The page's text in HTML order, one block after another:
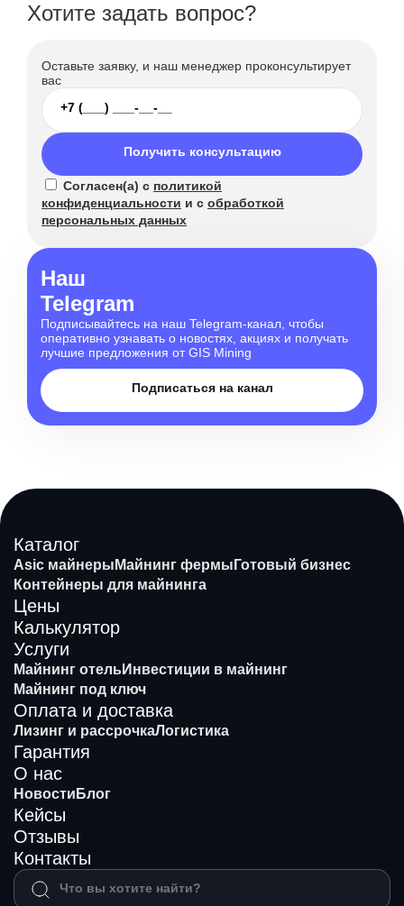
Хотите задать вопрос?
Оставьте заявку, и наш менеджер проконсультирует
вас
Получить консультацию
Согласен(а) с политикой
конфиденциальности и с обработкой
персональных данных
Наш
Telegram
Подписывайтесь на наш Telegram-канал, чтобы
оперативно узнавать о новостях, акциях и получать
лучшие предложения от GIS Mining
Подписаться на канал
Каталог
Asic майнеры Майнинг фермы Готовый бизнес
Контейнеры для майнинга
Цены
Калькулятор
Услуги
Майнинг отельИнвестиции в майнинг
Майнинг под ключ
Оплата и доставка
Лизинг и рассрочкаЛогистика
Гарантия
О нас
Новости Блог
Кейсы
Отзывы
Контакты